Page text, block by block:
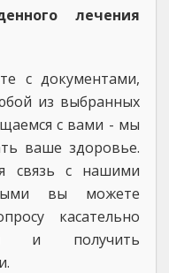
лечения
с документами,
из выбранных
с вами - мы
ваше здоровье.
связь с нашими
вы можете
касательно
и получить